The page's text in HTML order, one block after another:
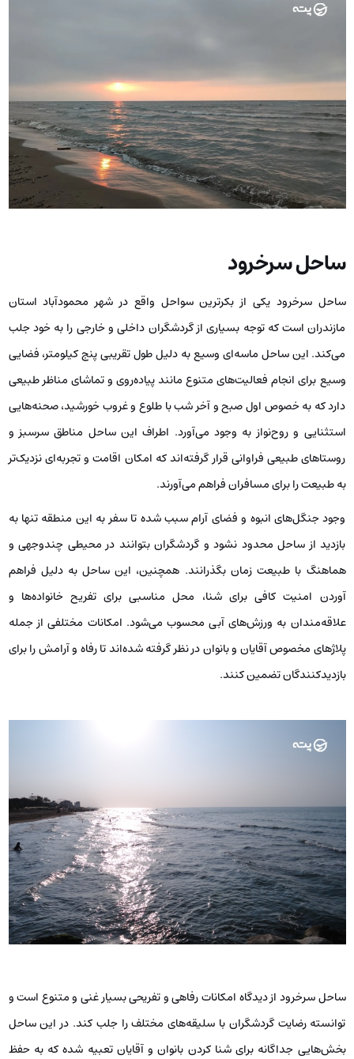
ساحل سرخرود
ساحل سرخرود یکی از بکرترین سواحل واقع در شهر محمودآباد استان
مازندران است که توجه بسیاری از گردشگران داخلی و خارجی را به خود جلب
می‌کند. این ساحل ماسه‌ای وسیع به ‌دلیل طول تقریبی پنج کیلومتر، فضایی
وسیع برای انجام فعالیت‌های متنوع مانند پیاده‌روی و تماشای مناظر طبیعی
دارد که به خصوص اول صبح و آخر شب با طلوع و غروب خورشید، صحنه‌هایی
استثنایی و روح‌نواز به وجود می‌آورد. اطراف این ساحل مناطق سرسبز و
روستاهای طبیعی فراوانی قرار گرفته‌اند که امکان اقامت و تجربه‌ای نزدیک‌تر
به طبیعت را برای مسافران فراهم می‌آورند.
وجود جنگل‌های انبوه و فضای آرام سبب شده تا سفر به این منطقه تنها به
بازدید از ساحل محدود نشود و گردشگران بتوانند در محیطی چندوجهی و
هماهنگ با طبیعت زمان بگذرانند. همچنین، این ساحل به دلیل فراهم
آوردن امنیت کافی برای شنا، محل مناسبی برای تفریح خانواده‌ها و
علاقه‌مندان به ورزش‌های آبی محسوب می‌شود. امکانات مختلفی از جمله
پلاژهای مخصوص آقایان و بانوان در نظر گرفته شده‌اند تا رفاه و آرامش را برای
بازدیدکنندگان تضمین کنند.
ساحل سرخرود از دیدگاه امکانات رفاهی و تفریحی بسیار غنی و متنوع است و
توانسته رضایت گردشگران با سلیقه‌های مختلف را جلب کند. در این ساحل
بخش‌هایی جداگانه برای شنا کردن بانوان و آقایان تعبیه شده که به حفظ